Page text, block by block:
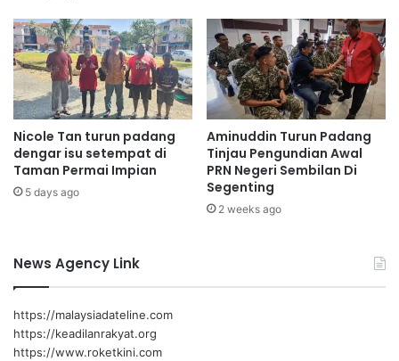
2
1
j
u
t
a
n
b
a
a
l
b
e
r
a
d
i
Nicole Tan turun padang
dengar isu setempat di
Taman Permai Impian
5 days ago
Aminuddin Turun Padang
Tinjau Pengundian Awal
PRN Negeri Sembilan Di
Segenting
2 weeks ago
News Agency Link
https://malaysiadateline.com
https://keadilanrakyat.org
https://www.roketkini.com